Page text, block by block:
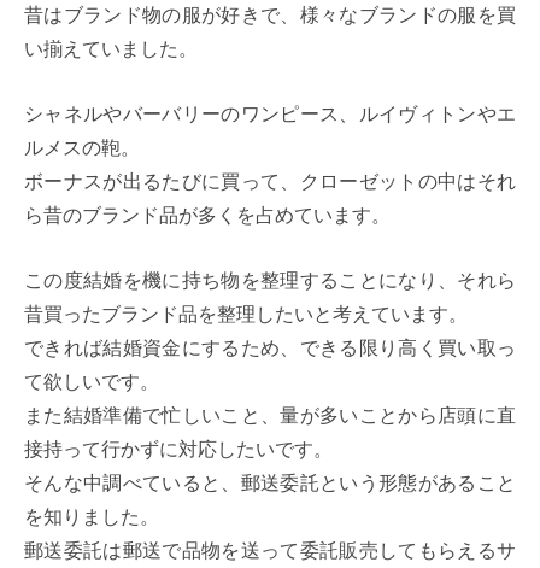
昔はブランド物の服が好きで、様々なブランドの服を買
い揃えていました。
シャネルやバーバリーのワンピース、ルイヴィトンやエ
ルメスの鞄。
ボーナスが出るたびに買って、クローゼットの中はそれ
ら昔のブランド品が多くを占めています。
この度結婚を機に持ち物を整理することになり、それら
昔買ったブランド品を整理したいと考えています。
できれば結婚資金にするため、できる限り高く買い取っ
て欲しいです。
また結婚準備で忙しいこと、量が多いことから店頭に直
接持って行かずに対応したいです。
そんな中調べていると、郵送委託という形態があること
を知りました。
郵送委託は郵送で品物を送って委託販売してもらえるサ